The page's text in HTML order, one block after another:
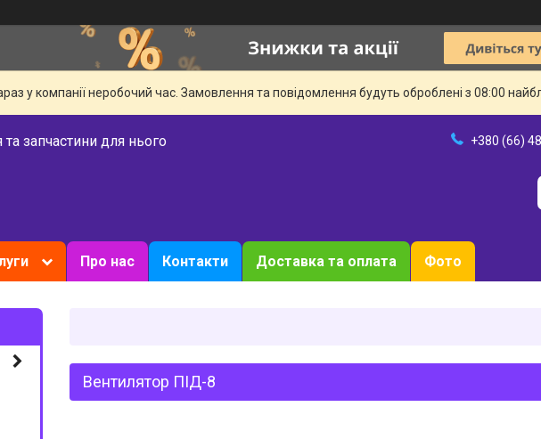
у компанії неробочий час. Замовлення та повідомлення будуть оброблені з 08:00
запчастини для нього +380 (66)
Про нас Контакти Доставка та оплата Фото
Вентилятор ПІД-8